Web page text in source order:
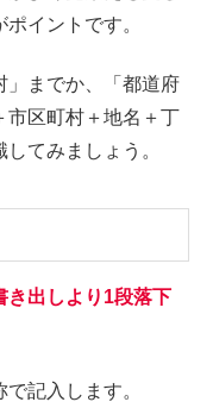
イントです。
」までか、「都道府
市区町村＋地名＋丁
てみましょう。
き出しより1段落下
記入します。